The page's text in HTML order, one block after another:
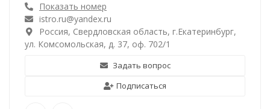
Показать номер
istro.ru@yandex.ru
Россия, Свердловская область, г.Екатеринбург,
ул. Комсомольская, д. 37, оф. 702/1
Задать вопрос
Подписаться